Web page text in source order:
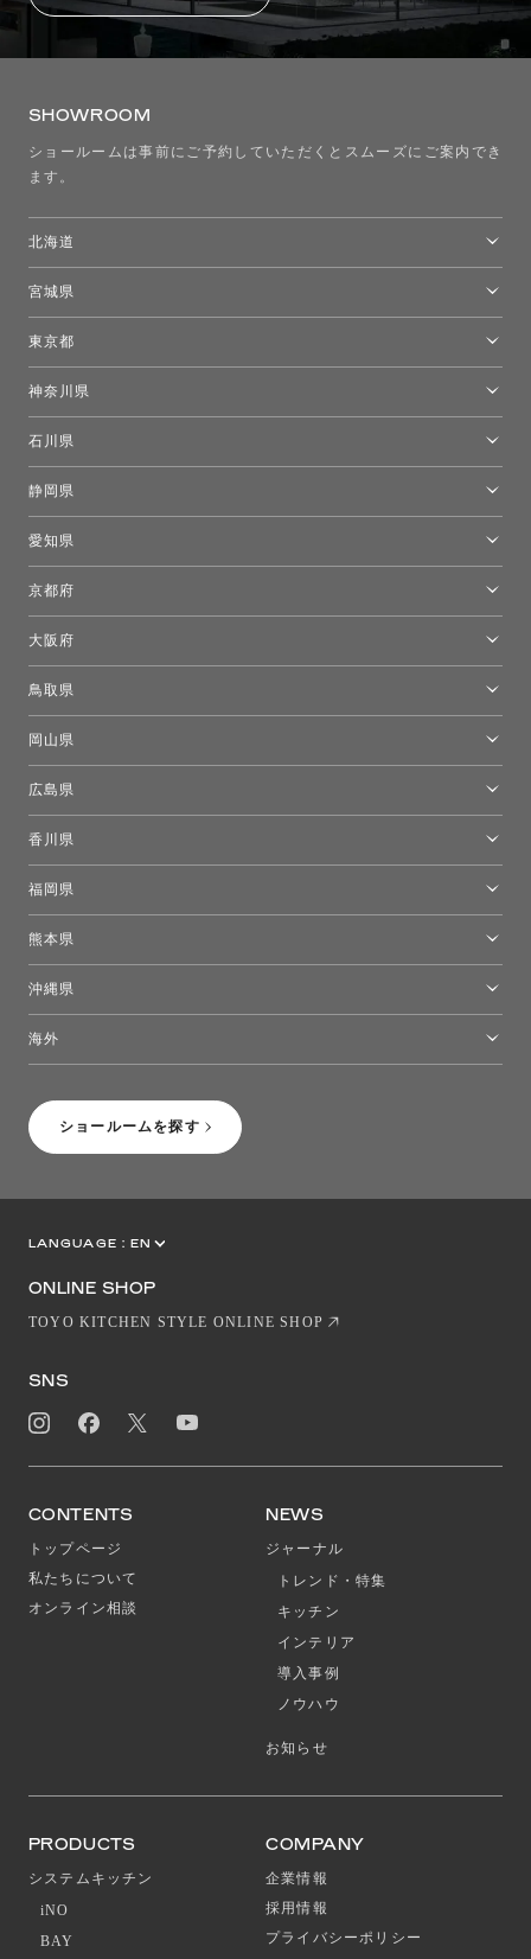
SHOWROOM
ショールームは事前にご予約していただくとスムーズにご案内でき
ます。
ショールームを探す
北海道
宮城県
東京都
モーイ東京
キーブー東京
FLOS｜フロスデザインスペース青山
神奈川県
石川県
静岡県
愛知県
京都府
大阪府
鳥取県
岡山県
広島県
香川県
福岡県
熊本県
沖縄県
海外
LANGUAGE : EN
ONLINE SHOP
TOYO KITCHEN STYLE ONLINE SHOP
SNS
CONTENTS
トップページ
私たちについて
オンライン相談
NEWS
ジャーナル
トレンド・特集
キッチン
インテリア
導入事例
ノウハウ
お知らせ
PRODUCTS
システムキッチン
iNO
BAY
COMPANY
企業情報
採用情報
プライバシーポリシー